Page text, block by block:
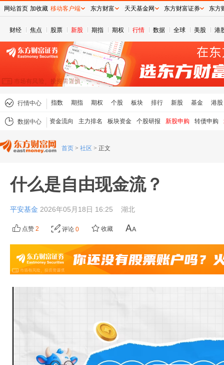
财经 焦点 股票 新股 期指 期权 行情 数据 全球 美股 港
行情中心 指数 期指 期权 个股 板块 排行 新股 基金 港股
数据中心 资金流向 主力排名 板块资金 个股研报 新股申购 转债申购
首页 > 社区 > 正文
什么是自由现金流？
平安基金 2026年05月18日 16:25 湖北
点赞 2 评论 0 收藏
网站首页 加收藏 移动客户端 东方财富 天天基金网 东方财富证券 东方